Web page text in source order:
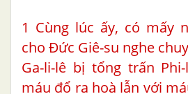
1 Cùng lúc ấy, có mấy
cho Đức Giê-su nghe
Ga-li-lê bị tổng trấn
máu đổ ra hoà lẫn với